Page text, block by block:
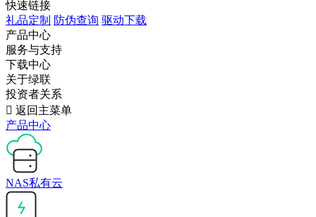
快速链接
礼品定制 防伪查询 驱动下载
产品中心
服务与支持
下载中心
关于绿联
投资者关系
 返回主菜单
产品中心
NAS私有云